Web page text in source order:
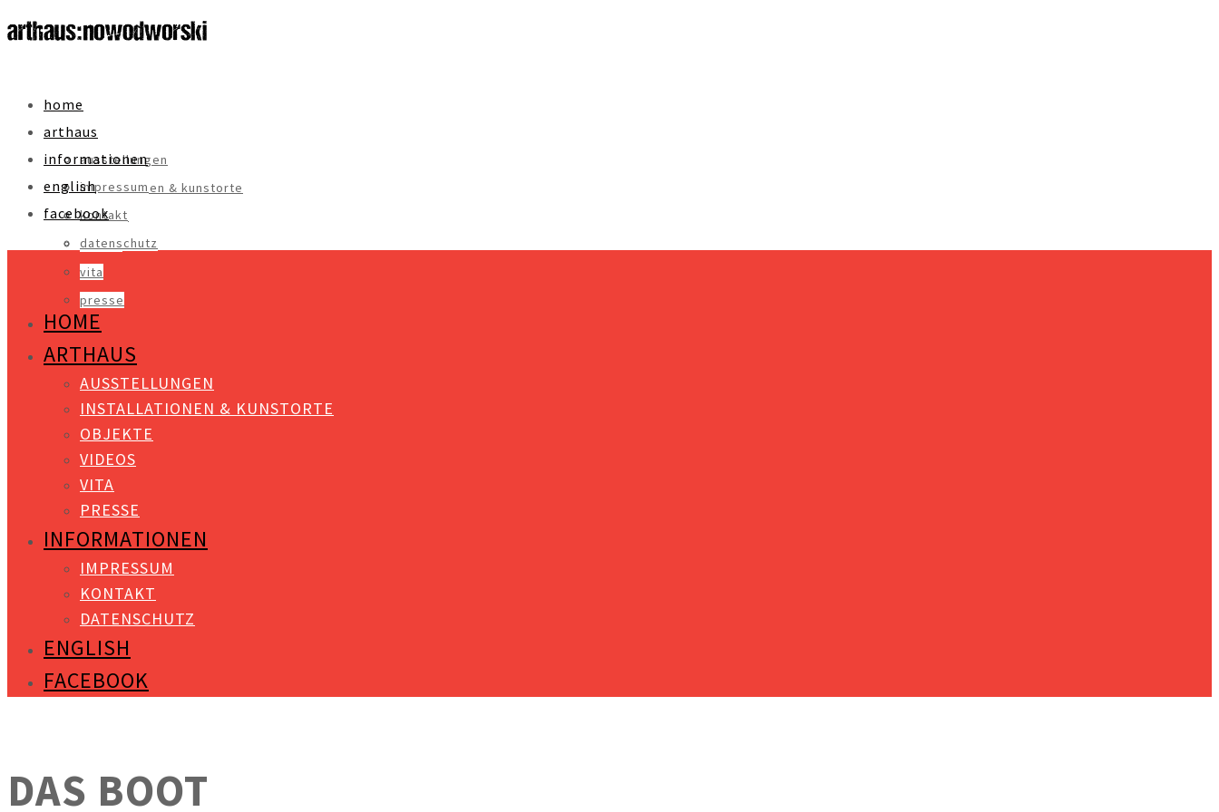
home
arthaus
ausstellungen
installationen & kunstorte
objekte
videos
vita
presse
informationen
impressum
kontakt
datenschutz
english
facebook
HOME
ARTHAUS
AUSSTELLUNGEN
INSTALLATIONEN & KUNSTORTE
OBJEKTE
VIDEOS
VITA
PRESSE
INFORMATIONEN
IMPRESSUM
KONTAKT
DATENSCHUTZ
ENGLISH
FACEBOOK
DAS BOOT